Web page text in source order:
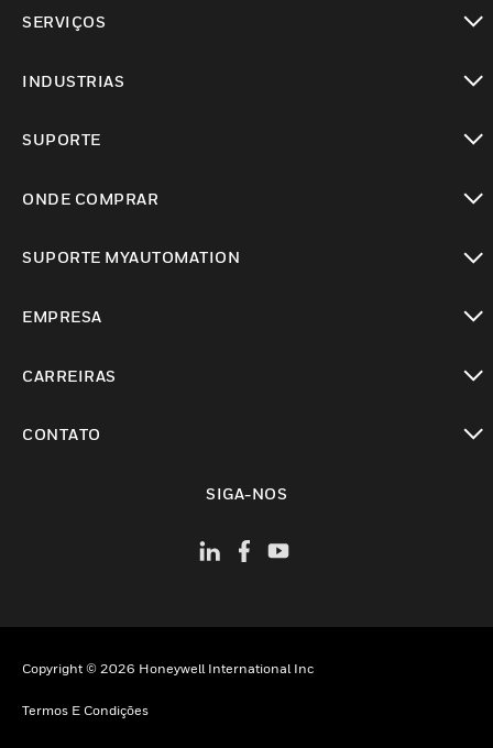
SERVIÇOS
INDUSTRIAS
SUPORTE
ONDE COMPRAR
SUPORTE MYAUTOMATION
EMPRESA
CARREIRAS
CONTATO
SIGA-NOS
Copyright © 2026 Honeywell International Inc
Termos E Condições